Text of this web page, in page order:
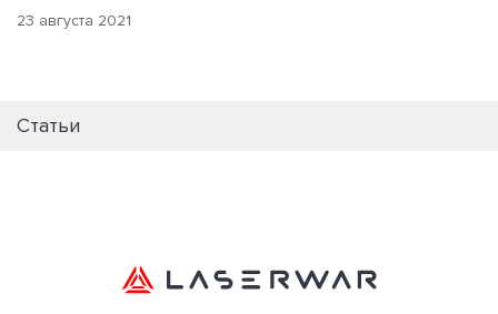
23 августа 2021
Статьи